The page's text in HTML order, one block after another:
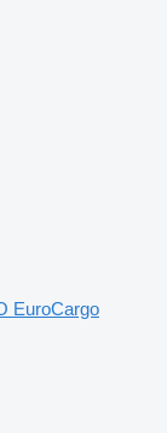
EuroCargo